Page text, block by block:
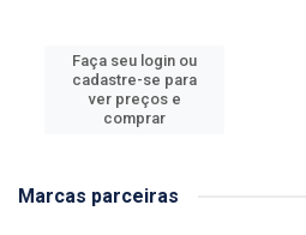
Faça seu login ou
cadastre-se para
ver preços e
comprar
Marcas parceiras